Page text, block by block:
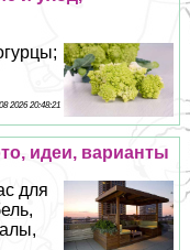
2026 20:48:21
идеи, варианты
для